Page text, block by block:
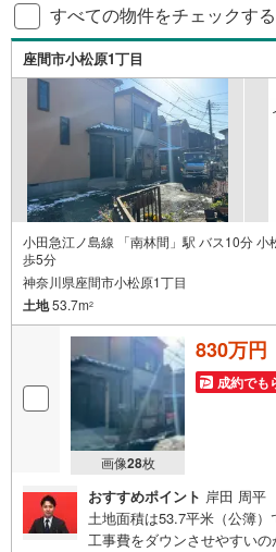
すべての物件をチェックする
座間市小松原1丁目
小田急江ノ島線 「南林間」駅 バス10分 小
歩5分
神奈川県座間市小松原1丁目
土地53.7m2
画像28枚
830万円
成約でも
おすすめポイント 岸田 周平
土地面積は53.7平米（公簿
工事費をダウンさせやすい